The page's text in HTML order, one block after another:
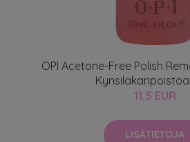
OPI Acetone-Free Polish
11.5 EUR
LISÄTIETOJA